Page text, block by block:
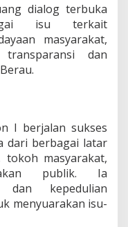
dialog terbuka
isu terkait
masyarakat,
dan
I berjalan sukses
dari berbagai latar
tokoh masyarakat,
publik. Ia
dan kepedulian
menyuarakan isu-